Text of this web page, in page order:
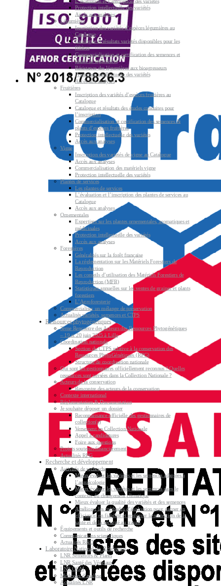
Protection intellectuelle des variétés
Accès aux analyses
Légumières
Inscription des variétés d’espèces légumières au
Catalogue
Catalogue et résultats variétés disponibles pour les
filières
Commercialisation et certification des semences et
plants de légumières
Résistance des légumières aux bioagresseurs
Protection intellectuelle des variétés
Accès aux analyses
Fruitières
Inscription des variétés d’espèces fruitières au
Catalogue
Catalogue et résultats des études conduites pour
l’inscription
Commercialisation et certification des semences &
plants d’espèces fruitières
Protection intellectuelle des variétés
Accès aux analyses
Vigne
Inscription des variétés de vigne au Catalogue
Accès aux analyses
Commercialisation des matériels vigne
Protection intellectuelle des variétés
Plantes de services
Les plantes de services
L’évaluation et l’inscription des plantes de services au
Catalogue
Accès aux analyses
Ornementales
Expertises sur les plantes ornementales, aromatiques et
médicinales
Protection intellectuelle des variétés
Accès aux analyses
Forestières
Généralités sur la forêt française
La réglementation sur les Matériels Forestiers de
Reproduction
Les conseils d’utilisation des Matériels Forestiers de
Reproduction (MFR)
Statistiques annuelles sur les ventes de graines et plants
forestiers
L’Agroforesterie
Commercialiser un mélange de préservation
Actualités variétés, semences et CTPS
Ressources phytogénétiques
3ème Rencontre des Acteurs des Ressources Phytogénétiques
– 19 et 20 juin 2025 à Lille
Coordination nationale
Section du CTPS relative à la conservation des
Ressources PhytoGénétiques (RPG)
Structure de coordination nationale
Qui sont les gestionnaires officiellement reconnus ? Quelles
ressources sont versées dans la Collection Nationale ?
Acteurs de la conservation
Rencontre des acteurs de la conservation
Contexte international
Réglementation & Documentation
Je souhaite déposer un dossier
Reconnaissance officielle des gestionnaires de
collection(s)
Versement en Collection Nationale
Appel à candidatures
Foire aux questions
Projets soutenus financièrement
Actualités RPG
Recherche et développement
Activités de recherche
Mieux évaluer les variétés et les semences adaptées à
l’agroécologie
Mieux évaluer les variétés et les semences dans le
contexte du changement climatique
Mieux évaluer la qualité des variétés et des semences
Améliorer les méthodes d’évaluation pour gagner en
efficience, en fiabilité et renforcer la protection de la
santé et de la sécurité au travail
Équipements et outils de recherche
Communications scientifiques
Actualités R&D
Laboratoire National de Référence
LNR Semences & Plants
LNR Santé des Végétaux
LNR OGM
Méthodes d’analyse
Actualités LNR